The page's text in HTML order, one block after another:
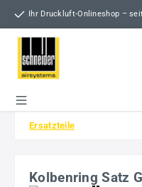
Zum Hauptinhalt springen
Ihr Druckluft-Onlineshop –
Ersatzteile
Kolbenring Satz